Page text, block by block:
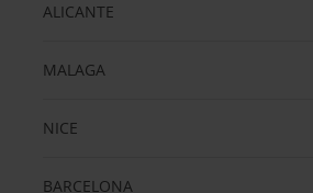
ALICANTE
MALAGA
NICE
BARCELONA